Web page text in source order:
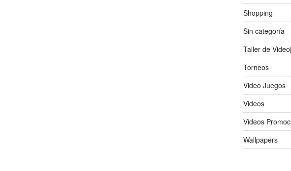
Shopping
Sin categoría
Taller de
Torneos
Video Juegos
Videos
Videos
Wallpapers